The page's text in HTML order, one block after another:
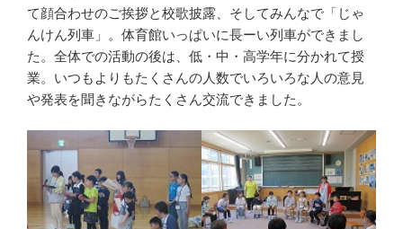
て顔合わせのご挨拶と校歌披露、そしてみんなで「じゃ
んけん列車」。体育館いっぱいに長ーい列車ができまし
た。全体での活動の後は、低・中・高学年に分かれて授
業。いつもよりもたくさんの人数でいろいろな人の意見
や発表を聞きながらたくさん交流できました。